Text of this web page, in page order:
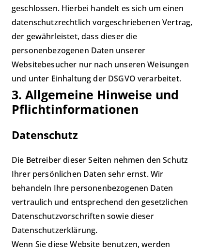
geschlossen. Hierbei handelt es sich um einen
datenschutzrechtlich vorgeschriebenen Vertrag,
der gewährleistet, dass dieser die
personenbezogenen Daten unserer
Websitebesucher nur nach unseren Weisungen
und unter Einhaltung der DSGVO verarbeitet.
3. Allgemeine Hinweise und
Pflicht­informationen
Datenschutz
Die Betreiber dieser Seiten nehmen den Schutz
Ihrer persönlichen Daten sehr ernst. Wir
behandeln Ihre personenbezogenen Daten
vertraulich und entsprechend den gesetzlichen
Datenschutzvorschriften sowie dieser
Datenschutzerklärung.
Wenn Sie diese Website benutzen, werden